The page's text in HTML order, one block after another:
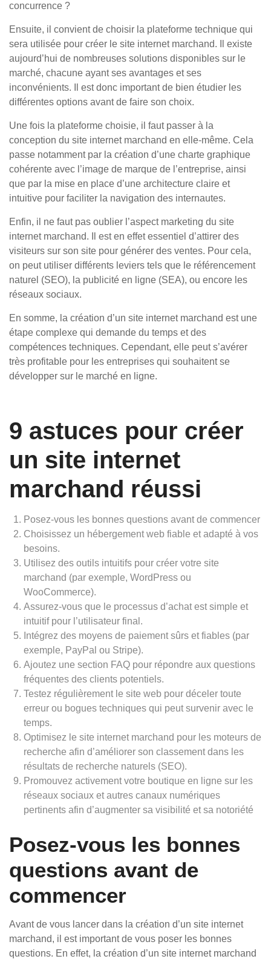
concurrence ?
Ensuite, il convient de choisir la plateforme technique qui
sera utilisée pour créer le site internet marchand. Il existe
aujourd’hui de nombreuses solutions disponibles sur le
marché, chacune ayant ses avantages et ses
inconvénients. Il est donc important de bien étudier les
différentes options avant de faire son choix.
Une fois la plateforme choisie, il faut passer à la
conception du site internet marchand en elle-même. Cela
passe notamment par la création d’une charte graphique
cohérente avec l’image de marque de l’entreprise, ainsi
que par la mise en place d’une architecture claire et
intuitive pour faciliter la navigation des internautes.
Enfin, il ne faut pas oublier l’aspect marketing du site
internet marchand. Il est en effet essentiel d’attirer des
visiteurs sur son site pour générer des ventes. Pour cela,
on peut utiliser différents leviers tels que le référencement
naturel (SEO), la publicité en ligne (SEA), ou encore les
réseaux sociaux.
En somme, la création d’un site internet marchand est une
étape complexe qui demande du temps et des
compétences techniques. Cependant, elle peut s’avérer
très profitable pour les entreprises qui souhaitent se
développer sur le marché en ligne.
9 astuces pour créer
un site internet
marchand réussi
Posez-vous les bonnes questions avant de commencer
Choisissez un hébergement web fiable et adapté à vos
besoins.
Utilisez des outils intuitifs pour créer votre site
marchand (par exemple, WordPress ou
WooCommerce).
Assurez-vous que le processus d’achat est simple et
intuitif pour l’utilisateur final.
Intégrez des moyens de paiement sûrs et fiables (par
exemple, PayPal ou Stripe).
Ajoutez une section FAQ pour répondre aux questions
fréquentes des clients potentiels.
Testez régulièrement le site web pour déceler toute
erreur ou bogues techniques qui peut survenir avec le
temps.
Optimisez le site internet marchand pour les moteurs de
recherche afin d’améliorer son classement dans les
résultats de recherche naturels (SEO).
Promouvez activement votre boutique en ligne sur les
réseaux sociaux et autres canaux numériques
pertinents afin d’augmenter sa visibilité et sa notoriété
Posez-vous les bonnes
questions avant de
commencer
Avant de vous lancer dans la création d’un site internet
marchand, il est important de vous poser les bonnes
questions. En effet, la création d’un site internet marchand